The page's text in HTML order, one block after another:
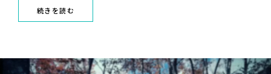
続きを読む